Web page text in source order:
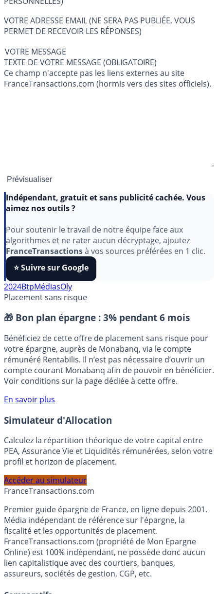
VOTRE ADRESSE EMAIL (NE SERA PAS PUBLIÉE, VOUS
PERMET DE RECEVOIR LES RÉPONSES)
VOTRE MESSAGE
TEXTE DE VOTRE MESSAGE (OBLIGATOIRE)
Ce champ n'accepte pas les liens externes au site
FranceTransactions.com (hormis vers des sites officiels).
Indépendant, gratuit et sans publicité cachée. Vous
Pour soutenir le travail de notre équipe face aux
algorithmes et ne rater aucun décryptage, ajoutez
FranceTransactionsà vos sources préférées en 1 clic.
⭐️ Suivre sur Google
2024BtpMédiasOly
Placement sans risque
🎁 Bon plan épargne : 3% pendant 6 mois
Bénéficiez de cette offre de placement sans risque pour
votre épargne, auprès de Monabanq, via le compte
rémunéré Rentabilis. Il n’est pas nécessaire d’ouvrir un
compte courant Monabanq afin de pouvoir en bénéficier.
Voir conditions sur la page dédiée à cette offre.
En savoir plus
Simulateur d'Allocation
Calculez la répartition théorique de votre capital entre
PEA, Assurance Vie et Liquidités rémunérées, selon votre
profil et horizon de placement.
Accéder au simulateur
FranceTransactions.com
Premier guide épargne de France, en ligne depuis 2001.
Média indépendant de référence sur l'épargne, la
fiscalité et les opportunités de placement.
FranceTransactions.com (propriété de Mon Epargne
Online) est 100% indépendant, ne possède donc aucun
lien capitalistique avec des courtiers, banques,